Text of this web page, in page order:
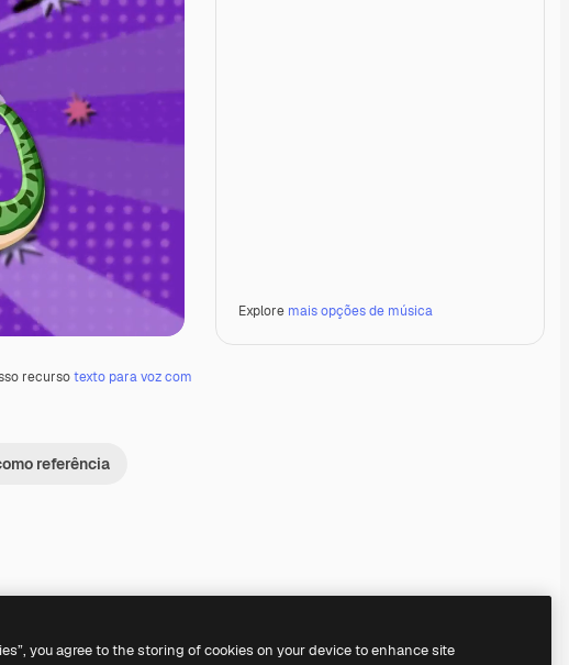
recursotexto para voz com
referência
Explore mais opções de música
Premium
Premium Premium
Premium
you agree to the storing of cookies on your device to enhance site